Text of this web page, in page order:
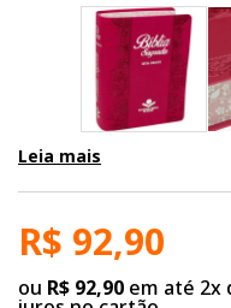
Leia mais
R$ 92,90
ou R$ 92,90 em até 2x